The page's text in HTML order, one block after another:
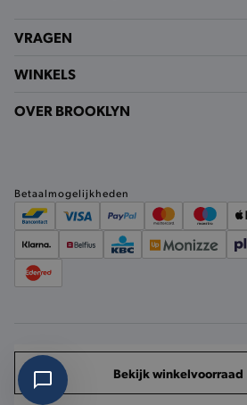
Bekijk winkelvoorraad
VRAGEN
WINKELS
OVER BROOKLYN
Betaalmogelijkheden
© 2026 Brooklyn Privacy beleid
Algemene voorwaarden
Made by
pickupAddress